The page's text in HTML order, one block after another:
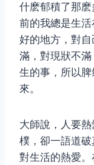
什麽郁積了那
前的我總是生
好的地方，對
滿，對現狀不
生的事，所以
來。
大師說，人要
樸，卻一語道
對生活的熱愛